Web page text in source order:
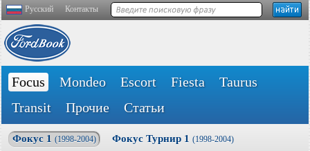
Русский Контакты
Focus Mondeo Escort Fiesta
Taurus
Transit
Прочие Статьи
Фокус 1 (1998-2004) Фокус Турнир 1 (1998-2004)